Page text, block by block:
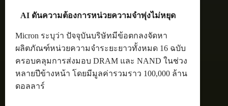
AI ดันความต้องการหน่วยความจำพุ่งไม่หยุด
Micron ระบุว่า ปัจจุบันบริษัทมีข้อตกลงจัดหา
ผลิตภัณฑ์หน่วยความจำระยะยาวทั้งหมด 16 ฉบับ
ครอบคลุมการส่งมอบ DRAM และ NAND ในช่วง
หลายปีข้างหน้า โดยมีมูลค่ารวมราว 100,000 ล้าน
ดอลลาร์